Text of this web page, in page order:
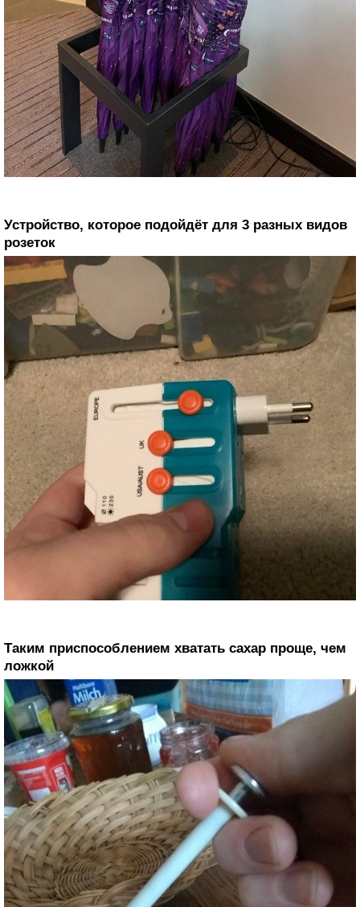
Устройство, которое подойдёт для 3 разных видов
розеток
Таким приспособлением хватать сахар проще, чем
ложкой